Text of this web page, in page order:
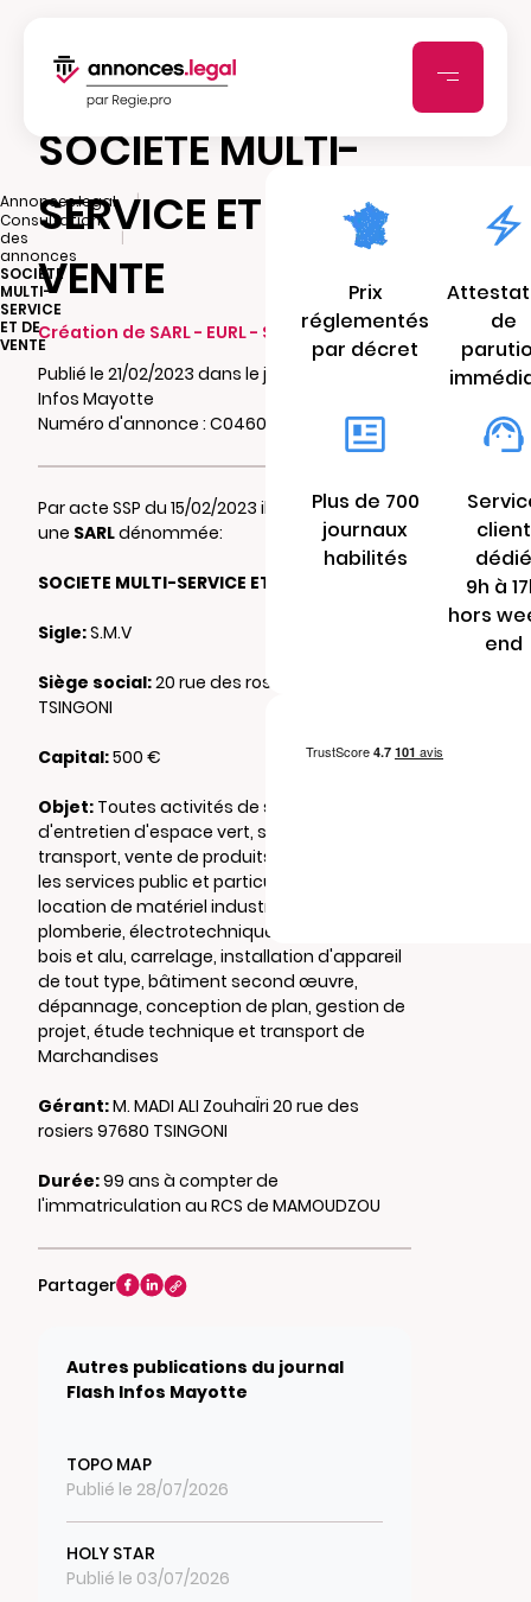
Annonces.legal
|
Consultation
des
annonces
|
SOCIETE
MULTI-
SERVICE
ET DE
VENTE
SOCIETE MULTI-
SERVICE ET DE
VENTE
Création de SARL - EURL - SCI - SCA - SCCV
Publié le 21/02/2023 dans le journal Flash
Infos Mayotte
Numéro d'annonce : C04600057d32z
Par acte SSP du 15/02/2023 il a été constitué
une SARLdénommée:
SOCIETE MULTI-SERVICE ET DE VENTE
Sigle:S.M.V
Siège social:20 rue des rosier 97680
TSINGONI
Capital:500 €
Objet: Toutes activités de services, service
d'entretien d'espace vert, service de
transport, vente de produits d'entretien pour
les services public et particulier, vente et
location de matériel industriel, activité de
plomberie, électrotechnique, menuiserie
bois et alu, carrelage, installation d'appareil
de tout type, bâtiment second œuvre,
dépannage, conception de plan, gestion de
projet, étude technique et transport de
Marchandises
Gérant:M. MADI ALI ZouhaÏri 20 rue des
rosiers 97680 TSINGONI
Durée:99 ans à compter de
l'immatriculation au RCS de MAMOUDZOU
Partager
Autres publications du journal
Flash Infos Mayotte
TOPO MAP
Publié le 28/07/2026
HOLY STAR
Publié le 03/07/2026
Prix
réglementés
par décret
de
Plus de 700
journaux
habilités
client
dédié
9h à
hors
end